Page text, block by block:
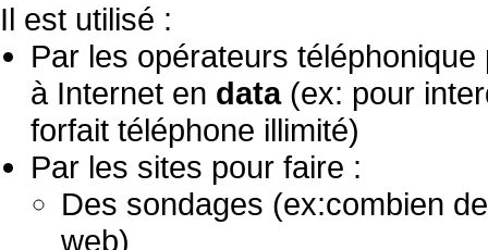
Il est utilisé :
Par les opérateurs
à Internet en data (ex: pour
forfait téléphone illimité)
Par les sites pour faire :
Des sondages (ex:combien
web)